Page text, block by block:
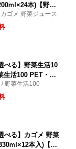
本)【野菜
ゴメ 野菜ジュース
べる】野菜生活10
生活100 PET・
野菜生活100
べる】カゴメ 野菜
本入)【野